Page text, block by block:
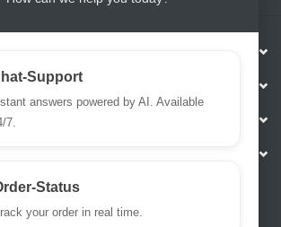
Support
answers powered by AI. Available
7.
Status
your order in real time.